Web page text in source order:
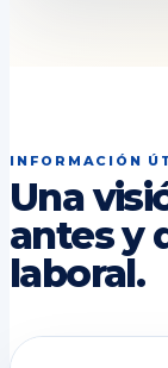
INFORMACIÓN
Una
antes y
laboral.